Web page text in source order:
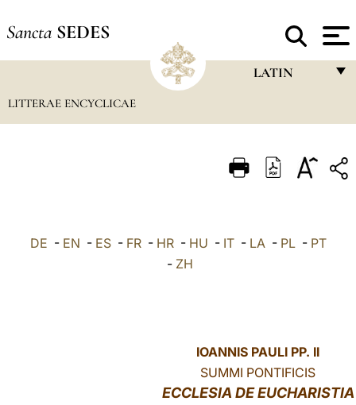
Sancta SEDES
LATIN
ITALIANO
中文
LATINE
LITTERAE ENCYCLICAE
DE - EN - ES- FR- HR- HU - IT- LA- PL- PT
- ZH
IOANNIS PAULI PP. II
SUMMI PONTIFICIS
ECCLESIA DE EUCHARISTIA